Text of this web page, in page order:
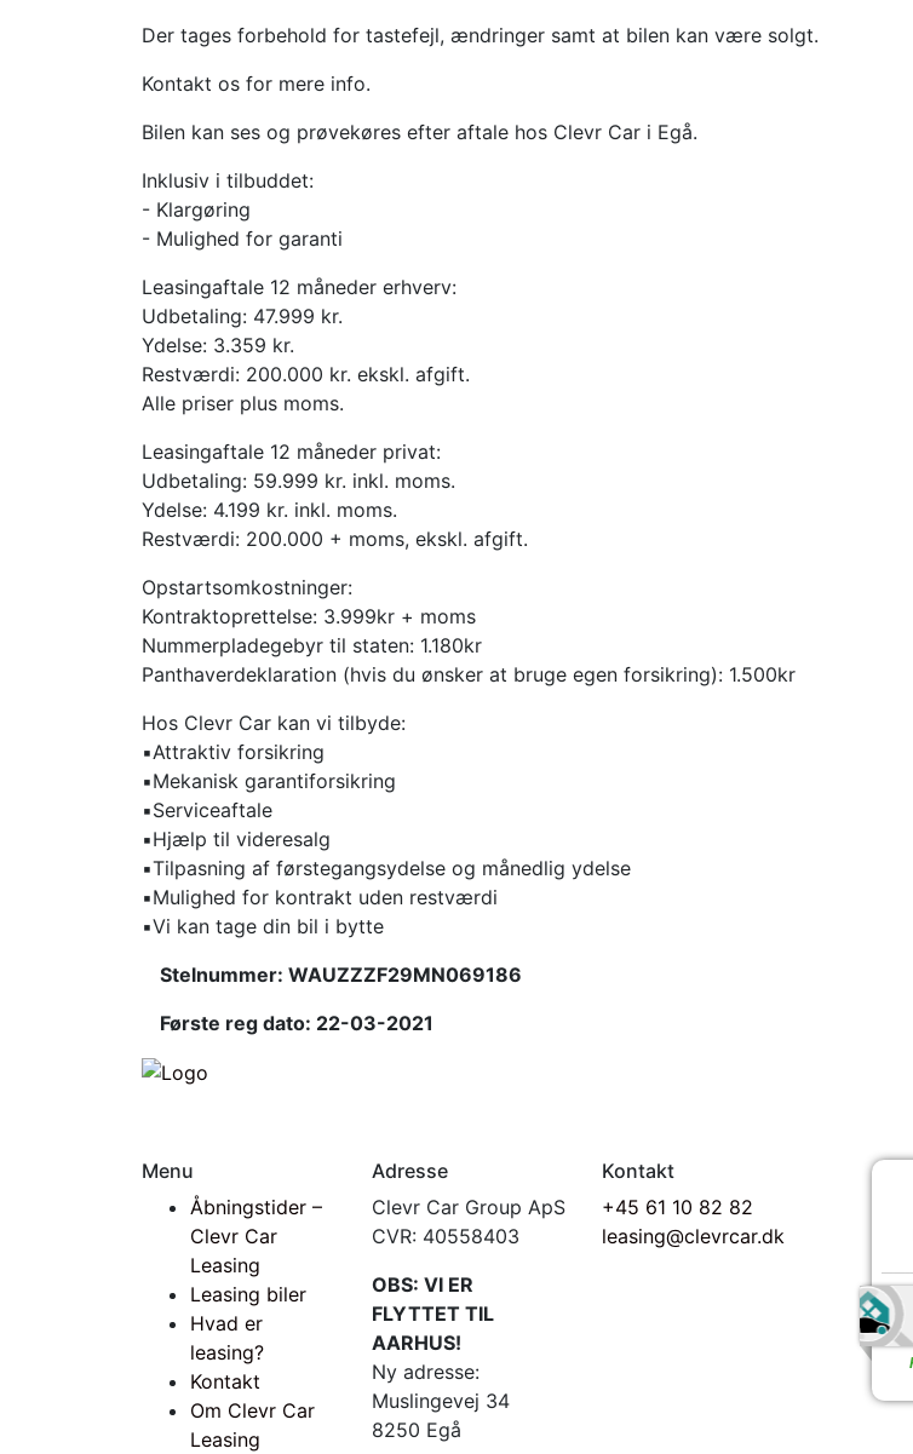
Der tages forbehold for tastefejl, ændringer samt at bilen kan være solgt.
Kontakt os for mere info.
Bilen kan ses og prøvekøres efter aftale hos Clevr Car i Egå.
Inklusiv i tilbuddet:
- Klargøring
- Mulighed for garanti
Leasingaftale 12 måneder erhverv:
Udbetaling: 47.999 kr.
Ydelse: 3.359 kr.
Restværdi: 200.000 kr. ekskl. afgift.
Alle priser plus moms.
Leasingaftale 12 måneder privat:
Udbetaling: 59.999 kr. inkl. moms.
Ydelse: 4.199 kr. inkl. moms.
Restværdi: 200.000 + moms, ekskl. afgift.
Opstartsomkostninger:
Kontraktoprettelse: 3.999kr + moms
Nummerpladegebyr til staten: 1.180kr
Panthaverdeklaration (hvis du ønsker at bruge egen forsikring): 1.500kr
Hos Clevr Car kan vi tilbyde:
▪️Attraktiv forsikring
▪️Mekanisk garantiforsikring
▪️Serviceaftale
▪️Hjælp til videresalg
▪️Tilpasning af førstegangsydelse og månedlig ydelse
▪️Mulighed for kontrakt uden restværdi
▪️Vi kan tage din bil i bytte
Stelnummer: WAUZZZF29MN069186
Første reg dato: 22-03-2021
Menu
Åbningstider –
Clevr Car
Leasing
Leasing biler
Hvad er
leasing?
Kontakt
Om Clevr Car
Leasing
Adresse
Clevr Car Group ApS
CVR: 40558403
OBS: VI ER
FLYTTET TIL
AARHUS!
Ny adresse:
Muslingevej 34
8250 Egå
Kontakt
+45 61 10 82 82
leasing@clevrcar.dk